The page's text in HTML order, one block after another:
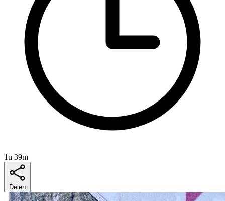
1u 39m
Delen